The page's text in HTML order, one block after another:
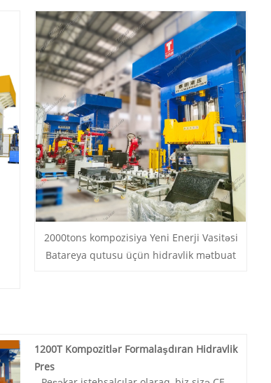
2000tons kompozisiya Yeni Enerji Vasitəsi
Batareya qutusu üçün hidravlik mətbuat
1200T Kompozitlər Formalaşdıran Hidravlik
Pres